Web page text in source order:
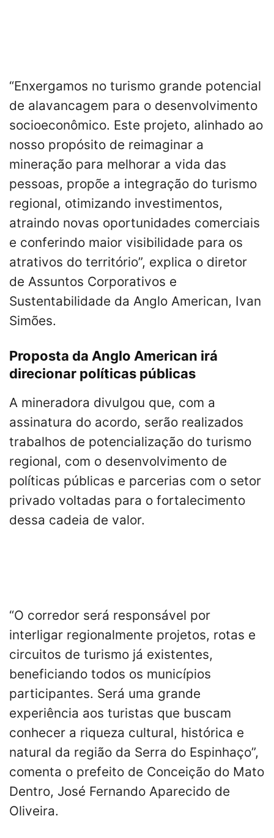
“Enxergamos no turismo grande potencial
de alavancagem para o desenvolvimento
socioeconômico. Este projeto, alinhado ao
nosso propósito de reimaginar a
mineração para melhorar a vida das
pessoas, propõe a integração do turismo
regional, otimizando investimentos,
atraindo novas oportunidades comerciais
e conferindo maior visibilidade para os
atrativos do território”, explica o diretor
de Assuntos Corporativos e
Sustentabilidade da Anglo American, Ivan
Simões.
Proposta da Anglo American irá
direcionar políticas públicas
A mineradora divulgou que, com a
assinatura do acordo, serão realizados
trabalhos de potencialização do turismo
regional, com o desenvolvimento de
políticas públicas e parcerias com o setor
privado voltadas para o fortalecimento
dessa cadeia de valor.
“O corredor será responsável por
interligar regionalmente projetos, rotas e
circuitos de turismo já existentes,
beneficiando todos os municípios
participantes. Será uma grande
experiência aos turistas que buscam
conhecer a riqueza cultural, histórica e
natural da região da Serra do Espinhaço”,
comenta o prefeito de Conceição do Mato
Dentro, José Fernando Aparecido de
Oliveira.